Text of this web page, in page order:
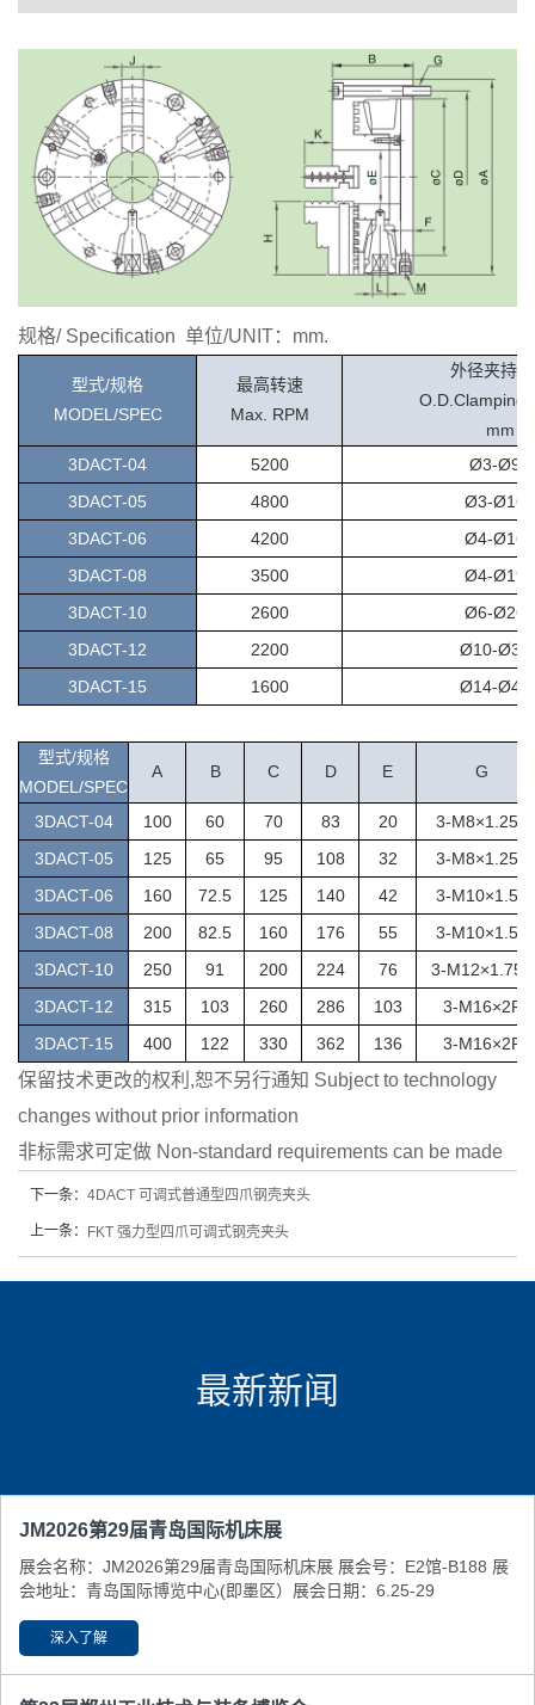
规格/ Specification 单位/UNIT：mm.
型式/规格
MODEL/SPEC
最高转速
Max. RPM
外径夹持
O.D.Clamping
mm
3DACT-04
5200
Ø3-Ø95
3DACT-05
4800
Ø3-Ø160
3DACT-06
4200
Ø4-Ø160
3DACT-08
3500
Ø4-Ø197
3DACT-10
2600
Ø6-Ø267
3DACT-12
2200
Ø10-
3DACT-15
1600 Ø14-
型式/规格
MODEL/SPEC
A B C D E G
3DACT-04 100 60 70 83 20 3-M8×1.25P
3DACT-05
125 65 95 108 32 3-M8×1.25P
3DACT-06
160 72.5 125 140 42
3-M10×1.5P
3DACT-08
200 82.5 160 176 55
3-M10×1.5P
3DACT-10
250 91 200 224 76
3-M12×1.75P
3DACT-12
315 103 260 286 103
3-M16×2P
3DACT-15
400 122 330 362 136 3-M16×2P
保留技术更改的权利,恕不另行通知 Subject to technology
changes without prior information
非标需求可定做 Non-standard requirements can be made
下一条： 4DACT 可调式普通型四爪钢壳夹头
上一条： FKT 强力型四爪可调式钢壳夹头
最新新闻
JM2026第29届青岛国际机床展
展会名称：JM2026第29届青岛国际机床展 展会号：E2馆-B188 展
会地址：青岛国际博览中心(即墨区） ​展会日期：6.25-29
深入了解